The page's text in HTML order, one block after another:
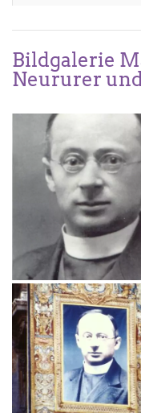
Bildgalerie
Neururer